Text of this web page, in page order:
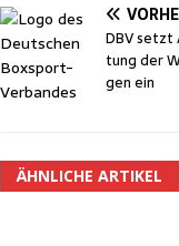
DBV
tung der
gen ein
ÄHNLICHE ARTIKEL